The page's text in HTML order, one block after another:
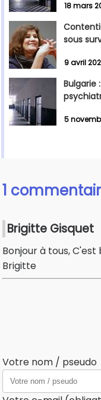
18 mars
sous
9 avril
Bulgarie
5
1
Brigitte Gisquet
Bonjour à tous,
Brigitte
Votre nom / pseudo